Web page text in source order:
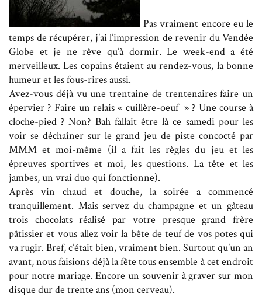
Pas vraiment encore eu le
temps de récupérer, j’ai l’impression de revenir du Vendée
Globe et je ne rêve qu’à dormir. Le week-end a été
merveilleux. Les copains étaient au rendez-vous, la bonne
humeur et les fous-rires aussi.
Avez-vous déjà vu une trentaine de trentenaires faire un
épervier ? Faire un relais « cuillère-oeuf » ? Une course à
cloche-pied ? Non? Bah fallait être là ce samedi pour les
voir se déchaîner sur le grand jeu de piste concocté par
MMM et moi-même (il a fait les règles du jeu et les
épreuves sportives et moi, les questions. La tête et les
jambes, un vrai duo qui fonctionne).
Après vin chaud et douche, la soirée a commencé
tranquillement. Mais servez du champagne et un gâteau
trois chocolats réalisé par votre presque grand frère
pâtissier et vous allez voir la bête de teuf de vos potes qui
va rugir. Bref, c’était bien, vraiment bien. Surtout qu’un an
avant, nous faisions déjà la fête tous ensemble à cet endroit
pour notre mariage. Encore un souvenir à graver sur mon
disque dur de trente ans (mon cerveau).